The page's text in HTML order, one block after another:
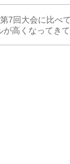
7回大会に比べ
が高くなってき